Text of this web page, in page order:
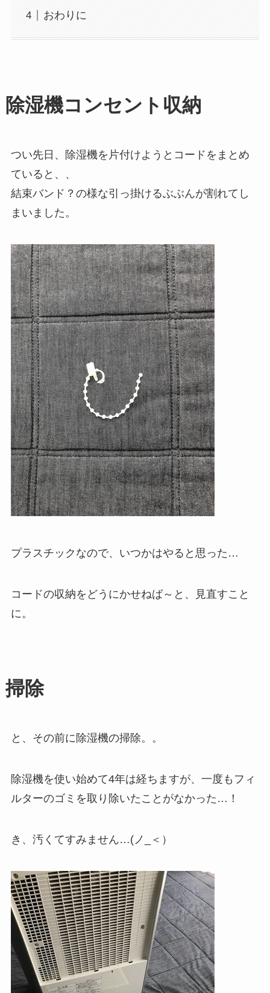
おわりに
除湿機コンセント収納
つい先日、除湿機を片付けようとコードをまとめ
ていると、、
結束バンド？の様な引っ掛けるぶぶんが割れてし
まいました。
プラスチックなので、いつかはやると思った…
コードの収納をどうにかせねば～と、見直すこと
に。
掃除
と、その前に除湿機の掃除。。
除湿機を使い始めて4年は経ちますが、一度もフィ
ルターのゴミを取り除いたことがなかった…！
き、汚くてすみません…(ノ_＜）